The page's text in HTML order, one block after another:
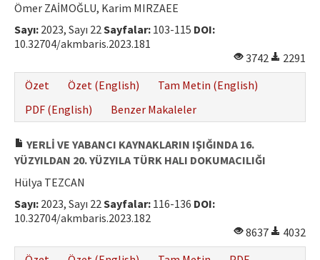
Ömer ZAİMOĞLU, Karim MIRZAEE
Sayı: 2023, Sayı 22Sayfalar: 103-115 DOI:
10.32704/akmbaris.2023.181
3742
2291
Özet
Özet (English)
Tam Metin (English)
PDF (English)
Benzer Makaleler
YERLİ VE YABANCI KAYNAKLARIN IŞIĞINDA 16.
YÜZYILDAN 20. YÜZYILA TÜRK HALI DOKUMACILIĞI
Hülya TEZCAN
Sayı: 2023, Sayı 22Sayfalar: 116-136 DOI:
10.32704/akmbaris.2023.182
8637
4032